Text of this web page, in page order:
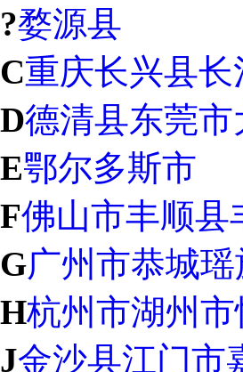
?婺源县
C重庆长兴县长
D德清县东莞市
E鄂尔多斯市
F佛山市丰顺县
G广州市恭城
H杭州市湖州市
J金沙县江门市